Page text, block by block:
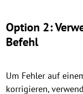
Option 2:
Befehl
Um Fehler auf
korrigieren,